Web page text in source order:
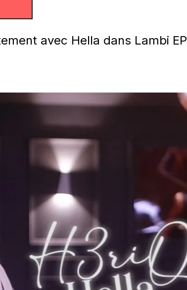
avec Hella dans Lambi EP